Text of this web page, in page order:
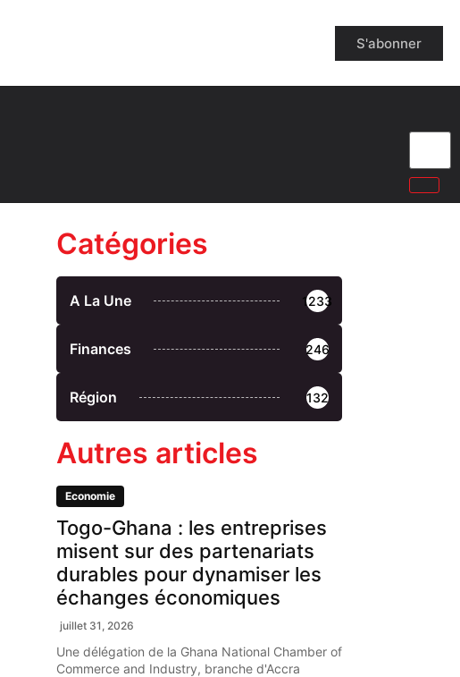
S'abonner
Catégories
A La Une 1233
Finances 246
Région 132
Autres articles
Economie
Togo-Ghana : les entreprises
misent sur des partenariats
durables pour dynamiser les
échanges économiques
juillet 31, 2026
Une délégation de la Ghana National Chamber of
Commerce and Industry, branche d'Accra